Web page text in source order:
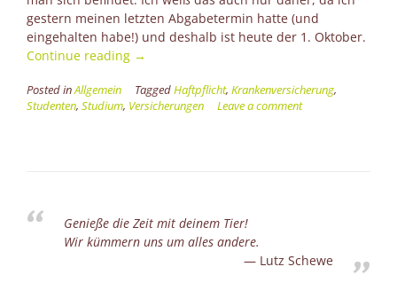
gestern meinen letzten Abgabetermin hatte (und
eingehalten habe!) und deshalb ist heute der 1. Oktober.
Continue reading “Diese
brauchen
Studenten”
→
Posted inAllgemein TaggedHaftpflicht, Krankenversicherung,
Studenten, Studium, Versicherungen Leave a comment
Genieße die Zeit mit deinem Tier!
Wir kümmern uns um alles andere.
Lutz Schewe